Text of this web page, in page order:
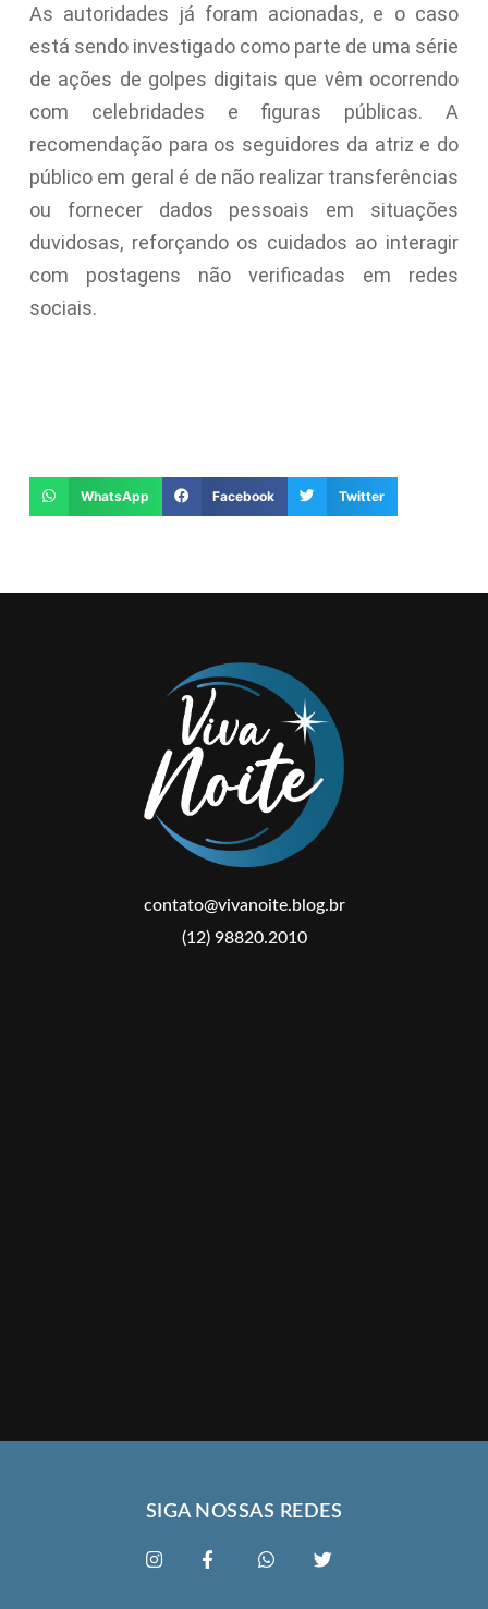
As autoridades já foram acionadas, e o caso
está sendo investigado como parte de uma série
de ações de golpes digitais que vêm ocorrendo
com celebridades e figuras públicas. A
recomendação para os seguidores da atriz e do
público em geral é de não realizar transferências
ou fornecer dados pessoais em situações
duvidosas, reforçando os cuidados ao interagir
com postagens não verificadas em redes
sociais.
WhatsApp Facebook Twitter
contato@vivanoite.blog.br
(12) 98820.2010
SIGA NOSSAS REDES